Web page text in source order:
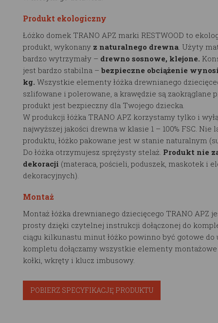
Produkt ekologiczny
Łóżko domek TRANO APZ marki RESTWOOD to
produkt, wykonany z naturalnego drewna . Użyty
bardzo wytrzymały – drewno sosnowe, klejone.
jest bardzo stabilna – bezpieczne obciążenie
kg. Wszystkie elementy łóżka drewnianego
szlifowane i polerowane, a krawędzie są zaokrąglane
produkt jest bezpieczny dla Twojego dziecka.
W produkcji łóżka TRANO APZ korzystamy tylko i
najwyższej jakości drewna w klasie 1 – 100% FSC. Nie
produktu, łóżko pakowane jest w stanie naturalnym
Do łóżka otrzymujesz sprężysty stelaż. Produkt nie
dekoracji (materaca, pościeli, poduszek, maskotek i
dekoracyjnych).
Montaż
Montaż łóżka drewnianego dziecięcego TRANO APZ
prosty dzięki czytelnej instrukcji dołączonej do
ciągu kilkunastu minut łóżko powinno być gotowe do
kompletu dołączamy wszystkie elementy
kołki, wkręty i klucz imbusowy.
POBIERZ SPECYFIKACJĘ PRODUKTU